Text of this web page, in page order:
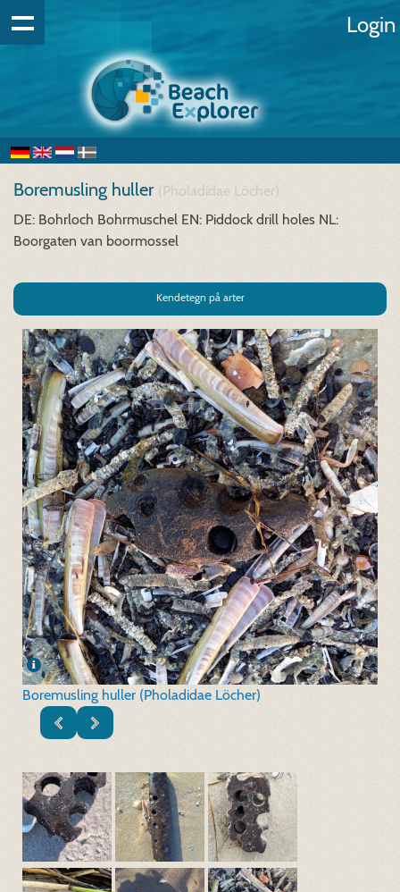
Login
Boremusling huller (Pholadidae Löcher)
DE: Bohrloch Bohrmuschel EN: Piddock drill holes NL:
Boorgaten van boormossel
Kendetegn på arter
Boremusling huller (Pholadidae Löcher)